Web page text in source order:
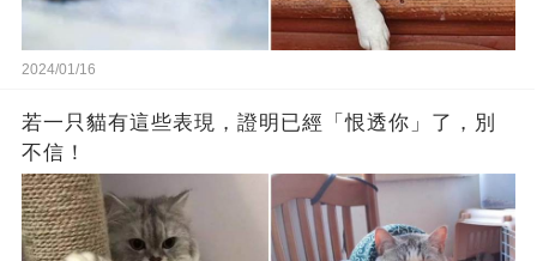
2024/01/16
若一只貓有這些表現，證明已經「恨透你」了，別
不信！